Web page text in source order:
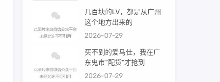
几百块的LV，都是从广州
这个地方出来的
2026-07-29
买不到的爱马仕，我在广
东鬼市“配货”才抢到
2026-07-29